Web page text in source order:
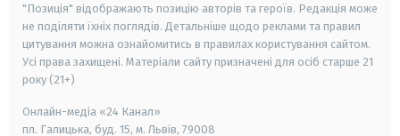
"Позиція" відображають позицію авторів та героїв. Редакція може
не поділяти їхніх поглядів. Детальніше щодо реклами та правил
цитування можна ознайомитись в правилах користування сайтом.
Усі права захищені. Матеріали сайту призначені для осіб старше 21
року (21+)
Онлайн-медіа «24 Канал»
пл. Галицька, буд. 15, м. Львів, 79008